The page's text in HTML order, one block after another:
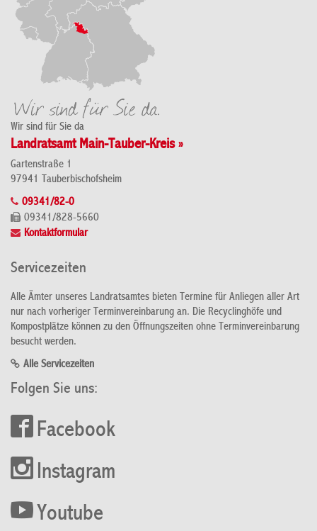
Wir sind für Sie da
Landratsamt Main-Tauber-Kreis »
Gartenstraße 1
97941 Tauberbischofsheim
09341/82-0
09341/828-5660
Kontaktformular
Servicezeiten
Alle Ämter unseres Landratsamtes bieten Termine für Anliegen aller Art
nur nach vorheriger Terminvereinbarung an. Die Recyclinghöfe und
Kompostplätze können zu den Öffnungszeiten ohne Terminvereinbarung
besucht werden.
Alle Servicezeiten
Folgen Sie uns:
Facebook
Instagram
Youtube